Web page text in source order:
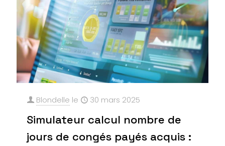
Blondelle le 30 mars 2025
Simulateur calcul nombre de
jours de congés payés acquis :